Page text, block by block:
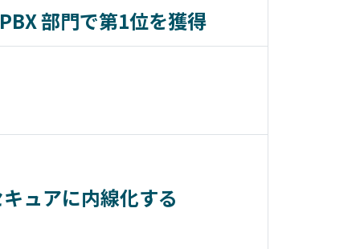
部門で第1位を獲得
ュアに内線化する